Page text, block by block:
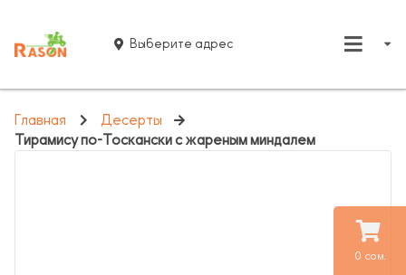
0 сом.
Выберите адрес
Главная
Десерты
Тирамису по-Тоскански с жареным миндалем